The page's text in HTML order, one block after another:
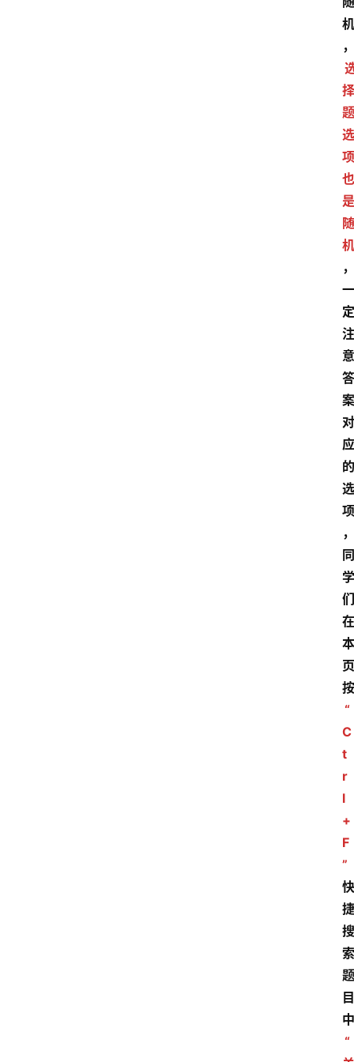
机
，
择
题
选
项
也
是
随
机
，
一
定
注
意
答
案
对
应
的
选
项
，
同
学
们
在
本
页
按
“
C
t
r
l
+
F
”
快
捷
搜
索
题
目
中
“